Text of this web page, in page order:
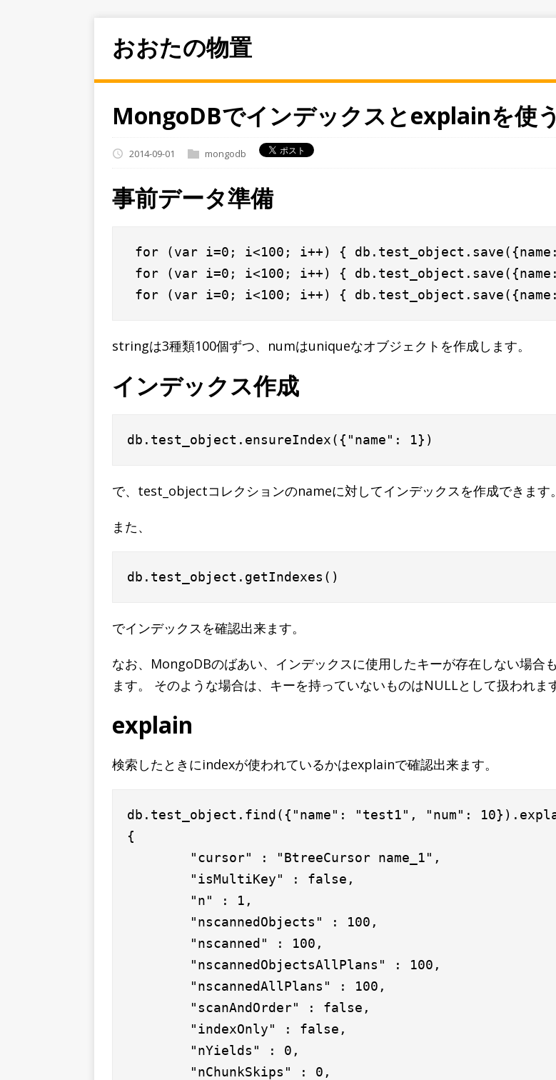
おおたの物置
MongoDBでインデックスとexplainを使う
2014-09-01 mongodb
事前データ準備
for (var i=0; i<100; i++) {
for (var i=0; i<100; i++) {
stringは3種類100個ずつ、numはuniqueなオブジェクトを作成します。
インデックス作成
で、test_objectコレクションのnameに対してインデックスを作成できます。
また、
でインデックスを確認出来ます。
なお、MongoDBのばあい、インデックスに使用したキーが存在しない場合
ます。 そのような場合は、キーを持っていないものはNULLとして扱われます
explain
検索したときにindexが使われているかはexplainで確認出来ます。
db.test_object.find({"name": "test1", "num":
{
        "cursor" : "BtreeCursor name_1",
        "isMultiKey" : false,
        "n" : 1,
        "nscannedObjects" : 100,
        "nscanned" : 100,
        "nscannedObjectsAllPlans" : 100,
        "nscannedAllPlans" : 100,
        "scanAndOrder" : false,
        "indexOnly" : false,
        "nYields" : 0,
        "nChunkSkips" : 0,